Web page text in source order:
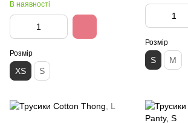
В наявності
Розмір
XS S
Розмір
S M